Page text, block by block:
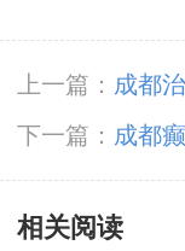
上一篇： 成都
有哪些?
下一篇： 成都
痫医院特邀专
痫共患病学术会
相关阅读